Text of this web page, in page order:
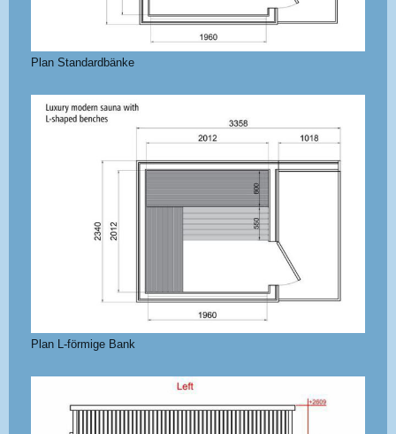
Plan Standardbänke
Plan L-förmige Bank